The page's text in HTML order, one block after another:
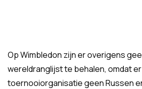
Op Wimbledon zijn er overigens
wereldranglijst te behalen, omdat er
toernooiorganisatie geen Russen